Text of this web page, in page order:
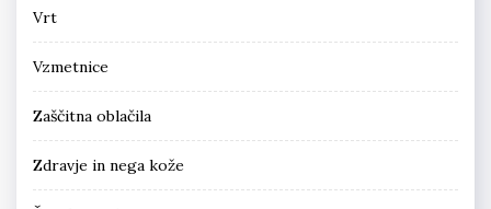
Vrt
Vzmetnice
Zaščitna oblačila
Zdravje in nega kože